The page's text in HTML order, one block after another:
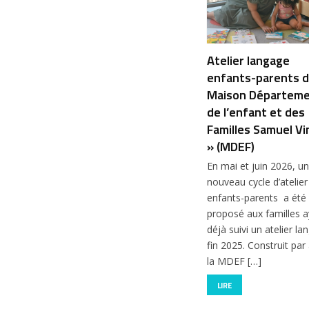
Atelier langage
enfants-parents
Maison
de l’enfant et des
Familles Samuel
» (MDEF)
En mai et juin 2026, un
nouveau cycle d’atelier
enfants-parents a été
proposé aux familles
déjà suivi un atelier
fin 2025. Construit par
la MDEF […]
LIRE